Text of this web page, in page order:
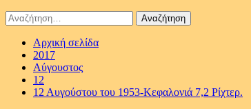
Αναζήτηση
για:
Αρχική σελίδα
2017
Αύγουστος
12
12 Αυγούστου του 1953-Κεφαλονιά 7,2 Ρίχτερ.